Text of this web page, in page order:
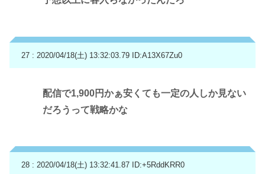
27 : 2020/04/18(土) 13:32:03.79 ID:A13X67Zu0
配信で1,900円かぁ安くても一定の人しか見ない
だろうって戦略かな
28 : 2020/04/18(土) 13:32:41.87 ID:+5RddKRR0